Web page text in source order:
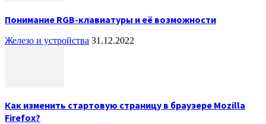
Понимание RGB-клавиатуры и её возможности
Железо и устройства 31.12.2022
Как изменить стартовую страницу в браузере Mozilla
Firefox?